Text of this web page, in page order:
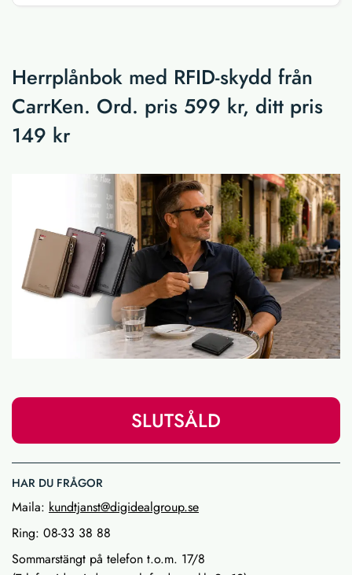
Herrplånbok med RFID-skydd från
CarrKen. Ord. pris 599 kr, ditt pris
149 kr
SLUTSÅLD
HAR DU FRÅGOR
Maila: kundtjanst@digidealgroup.se
Ring: 08-33 38 88
Sommarstängt på telefon t.o.m. 17/8